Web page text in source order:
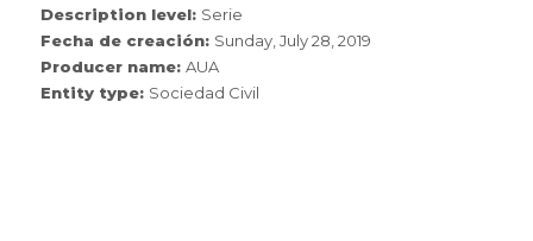
Description level: Serie
Fecha de creación: Sunday, July 28, 2019
Producer name:AUA
Entity type: Sociedad Civil